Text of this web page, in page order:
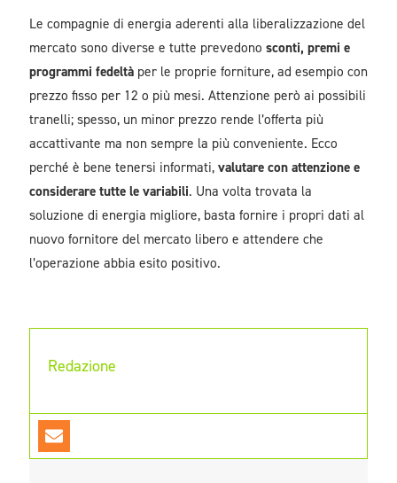
Le compagnie di energia aderenti alla liberalizzazione del
mercato sono diverse e tutte prevedono sconti, premi e
programmi fedeltàper le proprie forniture, ad esempio con
prezzo fisso per 12 o più mesi. Attenzione però ai possibili
tranelli; spesso, un minor prezzo rende l’offerta più
accattivante ma non sempre la più conveniente. Ecco
perché è bene tenersi informati,valutare con attenzione e
considerare tutte le variabili. Una volta trovata la
soluzione di energia migliore, basta fornire i propri dati al
nuovo fornitore del mercato libero e attendere che
l’operazione abbia esito positivo.
Redazione